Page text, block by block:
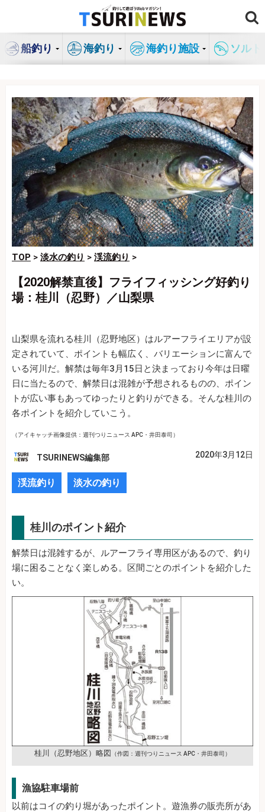
ン
船釣り 海釣り 海釣り施設 ソル
TOP > 淡水の釣り > 渓流釣り >
【2020解禁直後】フライフィッシング好釣り
場：桂川（忍野）／山梨県
山梨県を流れる桂川（忍野地区）はルアーフライエリアが設
定されていて、ポイントも幅広く、バリエーションに富んで
いる河川だ。解禁は毎年3月15日と決まっており今年は日曜
日に当たるので、解禁日は混雑が予想されるものの、ポイン
トが広い事もあってゆったりと釣りができる。そんな桂川の
各ポイントを紹介していこう。
（アイキャッチ画像提供：週刊つりニュース APC・井田泰司）
TSURINEWS編集部 2020年3月12日
渓流釣り 淡水の釣り
桂川のポイント紹介
解禁日は混雑するが、ルアーフライ専用区があるので、釣り
場に困ることなく楽しめる。区間ごとのポイントを紹介した
い。
桂川（忍野地区）略図 （作図：週刊つりニュース APC・井田泰司）
漁協駐車場前
以前はコイの釣り堀があったポイント。遊漁券の販売所があ